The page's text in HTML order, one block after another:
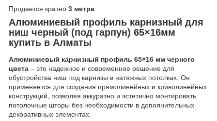
Продается кратно 3 метра
Алюминиевый профиль карнизный для
ниш черный (под гарпун) 65×16мм
купить в Алматы
Алюминиевый карнизный профиль 65×16 мм черного
цвета – это надежное и современное решение для
обустройства ниш под карнизы в натяжных потолках. Он
применяется для создания прямолинейных и криволинейных
конструкций, позволяя аккуратно и эстетично монтировать
потолочные шторы без необходимости в дополнительных
декоративных элементах.